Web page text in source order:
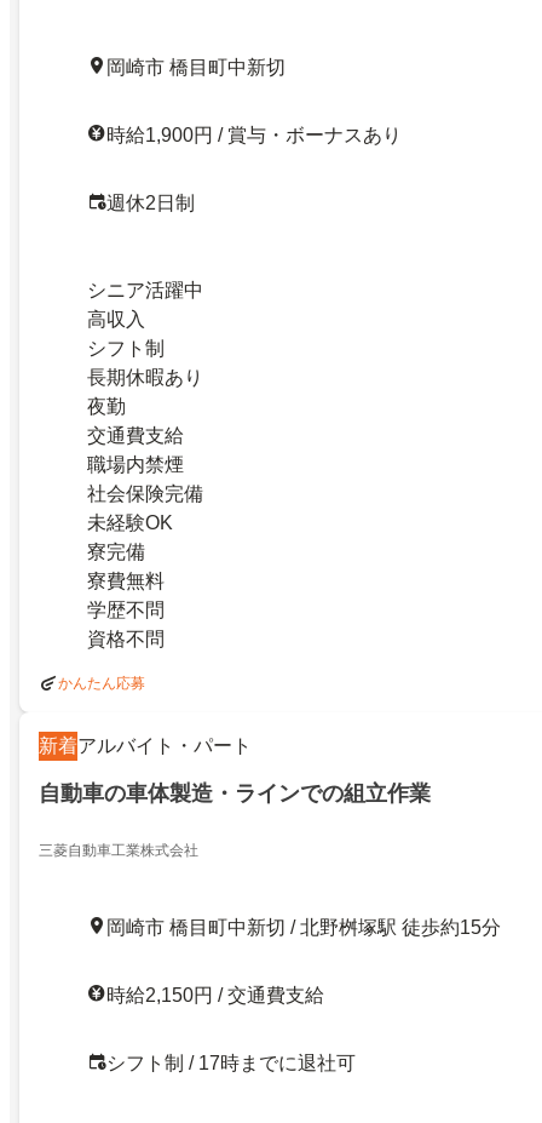
岡崎市 橋目町中新切
時給1,900円 / 賞与・ボーナスあり
週休2日制
シニア活躍中
高収入
シフト制
長期休暇あり
夜勤
交通費支給
職場内禁煙
社会保険完備
未経験OK
寮完備
寮費無料
学歴不問
資格不問
かんたん応募
新着アルバイト・パート
自動車の車体製造・ラインでの組立作業
三菱自動車工業株式会社
岡崎市 橋目町中新切 / 北野桝塚駅 徒歩約15分
時給2,150円 / 交通費支給
シフト制 / 17時までに退社可